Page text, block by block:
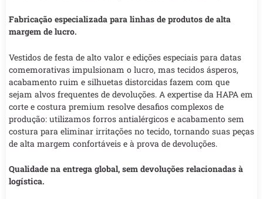
Fabricação especializada para linhas de produtos de alta
margem de lucro.
Vestidos de festa de alto valor e edições especiais para datas
comemorativas impulsionam o lucro, mas tecidos ásperos,
acabamento ruim e silhuetas distorcidas fazem com que
sejam alvos frequentes de devoluções. A expertise da HAPA em
corte e costura premium resolve desafios complexos de
produção: utilizamos forros antialérgicos e acabamento sem
costura para eliminar irritações no tecido, tornando suas peças
de alta margem confortáveis e à prova de devoluções.
Qualidade na entrega global, sem devoluções relacionadas à
logística.